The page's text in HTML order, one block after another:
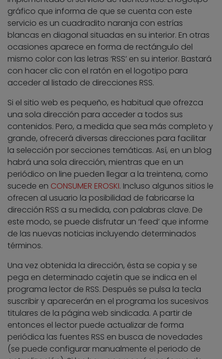
gráfico que informa de que se cuenta con este
servicio es un cuadradito naranja con estrías
blancas en diagonal situadas en su interior. En otras
ocasiones aparece en forma de rectángulo del
mismo color con las letras ‘RSS’ en su interior. Bastará
con hacer clic con el ratón en el logotipo para
acceder al listado de direcciones RSS.
Si el sitio web es pequeño, es habitual que ofrezca
una sola dirección para acceder a todos sus
contenidos. Pero, a medida que sea más completo y
grande, ofrecerá diversas direcciones para facilitar
la selección por secciones temáticas. Así, en un blog
habrá una sola dirección, mientras que en un
periódico on line pueden llegar a la treintena, como
sucede en CONSUMER EROSKI. Incluso algunos sitios le
ofrecen al usuario la posibilidad de fabricarse la
dirección RSS a su medida, con palabras clave. De
este modo, se puede disfrutar un ‘feed’ que informe
de las nuevas noticias incluyendo determinados
términos.
Una vez obtenida la dirección, ésta se copia y se
pega en determinado cajetín que se indica en el
programa lector de RSS. Después se pulsa la tecla
suscribir y aparecerán en el programa los sucesivos
titulares de la página web sindicada. A partir de
entonces el lector puede actualizar de forma
periódica las fuentes RSS en busca de novedades
(se puede configurar manualmente el periodo de